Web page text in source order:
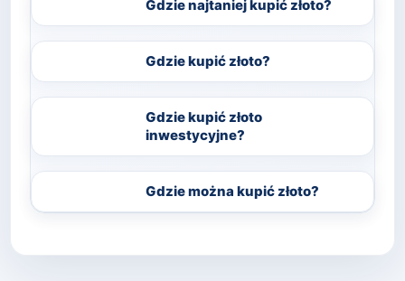
Gdzie najtaniej kupić złoto?
Gdzie kupić złoto?
Gdzie kupić złoto
inwestycyjne?
Gdzie można kupić złoto?